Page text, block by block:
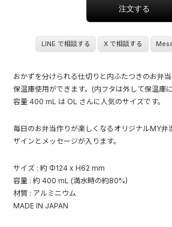
LINE で相談する X で相談する
おかずを分けられる仕切りと内ふたつきのお弁
保温庫使用ができます。(内フタは外して保温庫
容量 400 mL は OL さんに人気のサイズです。
毎日のお弁当作りが楽しくなるオリジナルMY弁
ザインとメッセージが入ります。
サイズ : 約 Φ124 x H62 mm
容量 : 約 400 mL (満水時の約80%)
材質 : アルミニウム
MADE IN JAPAN